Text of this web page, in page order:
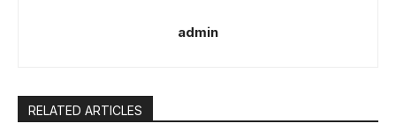
admin
RELATED ARTICLES